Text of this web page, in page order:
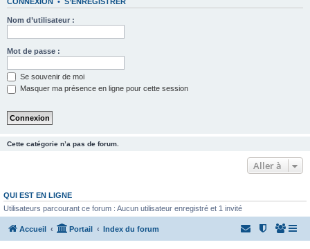
Nom d’utilisateur :
Mot de passe :
Se souvenir de moi
Masquer ma présence en ligne pour cette session
Cette catégorie n’a pas de forum.
Aller à
QUI EST EN LIGNE
Utilisateurs parcourant ce forum : Aucun utilisateur enregistré et 1 invité
Accueil Portail Index du forum